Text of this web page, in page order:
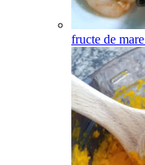
fructe de mare